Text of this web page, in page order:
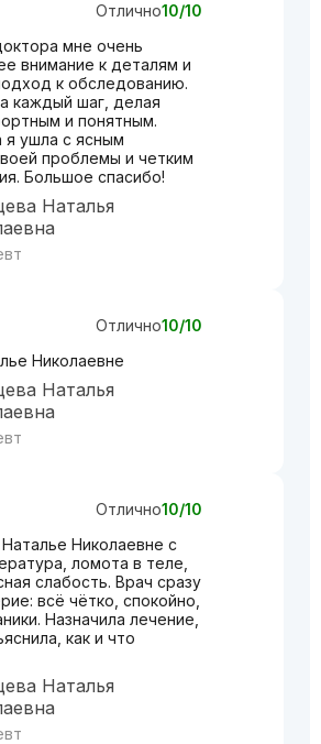
Отлично10/10
мне очень
внимание к деталям и
к обследованию.
каждый шаг, делая
и понятным.
ушла с ясным
проблемы и четким
Большое спасибо!
Наталья
Отлично10/10
Николаевне
Наталья
Отлично10/10
Николаевне с
ломота в теле,
слабость. Врач сразу
всё чётко, спокойно,
Назначила лечение,
как и что
Наталья